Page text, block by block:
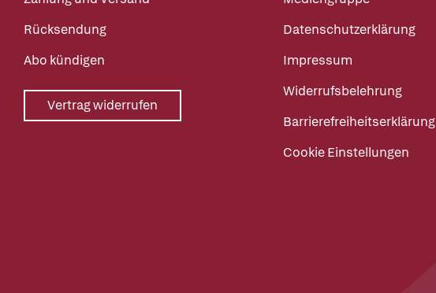
Rücksendung
Abo kündigen
Vertrag widerrufen
Datenschutzerklärung
Impressum
Widerrufsbelehrung
Barrierefreiheitserklärung
Cookie Einstellungen